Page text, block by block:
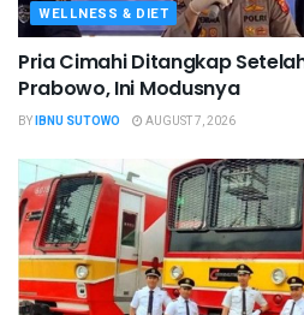
WELLNESS & DIET
Pria Cimahi Ditangkap
Prabowo, Ini Modusnya
BYIBNU SUTOWO AUGUST 7, 2026